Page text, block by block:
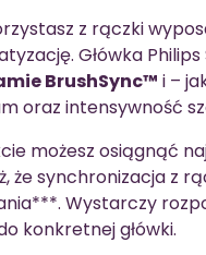
z rączki
Główka
BrushSync™ i –
oraz intensywność
możesz osiągnąć
że synchronizacja z
Wystarczy
konkretnej główki.